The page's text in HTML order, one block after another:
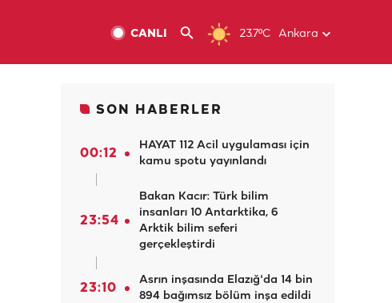
23.7ºC Ankara
CANLI
SON HABERLER
00:12
HAYAT 112 Acil uygulaması için
kamu spotu yayınlandı
23:54
Bakan Kacır: Türk bilim
insanları 10 Antarktika, 6
Arktik bilim seferi
gerçekleştirdi
23:10
Asrın inşasında Elazığ'da 14 bin
894 bağımsız bölüm inşa edildi